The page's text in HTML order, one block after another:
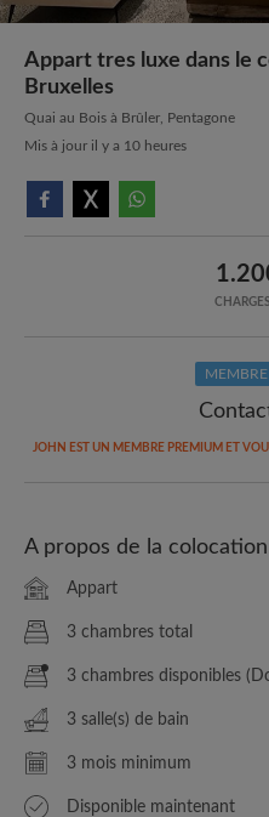
Appart tres luxe dans le
Bruxelles
Quai au Bois à Brûler, Pentagone
Mis à jour il y a 10 heures
JOHN EST UN MEMBRE PREMIUM ET
A propos de la colocation
Appart
3 chambres total
3 chambres disponibles
3 salle(s) de bain
3 mois minimum
Disponible maintenant